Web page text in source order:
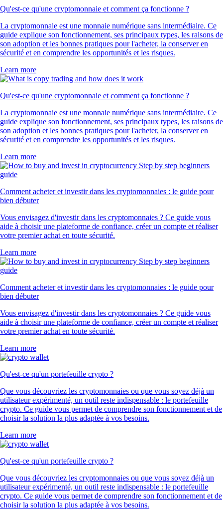
Qu'est-ce qu'une cryptomonnaie et comment ça fonctionne ?
La cryptomonnaie est une monnaie numérique sans intermédiaire. Ce
guide explique son fonctionnement, ses principaux types, les raisons de
son adoption et les bonnes pratiques pour l'acheter, la conserver en
sécurité et en comprendre les opportunités et les risques.
Learn more
Qu'est-ce qu'une cryptomonnaie et comment ça fonctionne ?
La cryptomonnaie est une monnaie numérique sans intermédiaire. Ce
guide explique son fonctionnement, ses principaux types, les raisons de
son adoption et les bonnes pratiques pour l'acheter, la conserver en
sécurité et en comprendre les opportunités et les risques.
Learn more
Comment acheter et investir dans les cryptomonnaies : le guide pour
bien débuter
Vous envisagez d'investir dans les cryptomonnaies ? Ce guide vous
aide à choisir une plateforme de confiance, créer un compte et réaliser
votre premier achat en toute sécurité.
Learn more
Comment acheter et investir dans les cryptomonnaies : le guide pour
bien débuter
Vous envisagez d'investir dans les cryptomonnaies ? Ce guide vous
aide à choisir une plateforme de confiance, créer un compte et réaliser
votre premier achat en toute sécurité.
Learn more
Qu'est-ce qu'un portefeuille crypto ?
Que vous découvriez les cryptomonnaies ou que vous soyez déjà un
utilisateur expérimenté, un outil reste indispensable : le portefeuille
crypto. Ce guide vous permet de comprendre son fonctionnement et de
choisir la solution la plus adaptée à vos besoins.
Learn more
Qu'est-ce qu'un portefeuille crypto ?
Que vous découvriez les cryptomonnaies ou que vous soyez déjà un
utilisateur expérimenté, un outil reste indispensable : le portefeuille
crypto. Ce guide vous permet de comprendre son fonctionnement et de
choisir la solution la plus adaptée à vos besoins.